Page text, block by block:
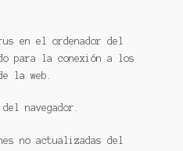
en el ordenador del
para la conexión a los
la web.
navegador.
no actualizadas del